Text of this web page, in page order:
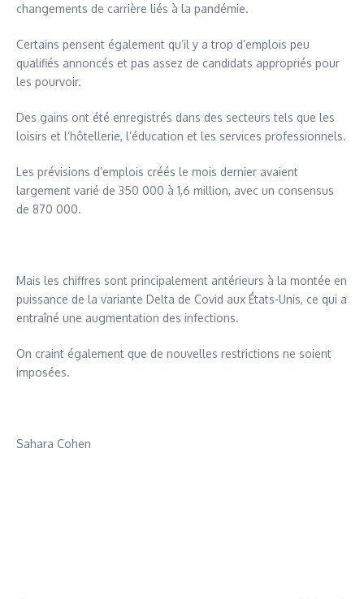
changements de carrière liés à la pandémie.
Certains pensent également qu’il y a trop d’emplois peu
qualifiés annoncés et pas assez de candidats appropriés pour
les pourvoir.
Des gains ont été enregistrés dans des secteurs tels que les
loisirs et l’hôtellerie, l’éducation et les services professionnels.
Les prévisions d’emplois créés le mois dernier avaient
largement varié de 350 000 à 1,6 million, avec un consensus
de 870 000.
Mais les chiffres sont principalement antérieurs à la montée en
puissance de la variante Delta de Covid aux États-Unis, ce qui a
entraîné une augmentation des infections.
On craint également que de nouvelles restrictions ne soient
imposées.
Sahara Cohen